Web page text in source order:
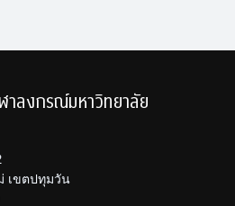
าลงกรณ์มหาวิทยาลัย
เขตปทุมวัน